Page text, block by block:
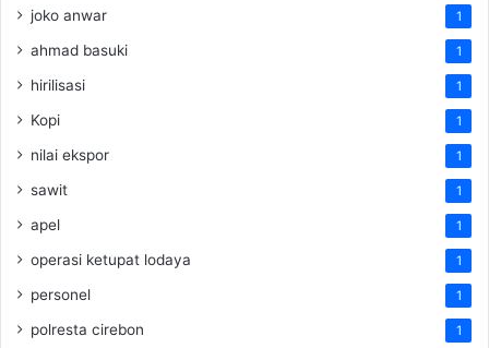
joko anwar 1
ahmad basuki 1
hirilisasi 1
Kopi 1
nilai ekspor 1
sawit 1
apel 1
operasi ketupat lodaya 1
personel 1
polresta cirebon 1